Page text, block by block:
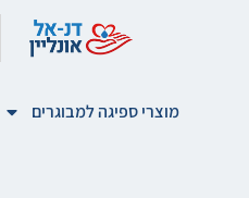
מוצרי ספיגה למבוגרים